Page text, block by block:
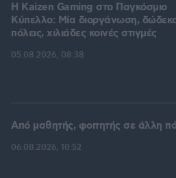
H Kaizen Gaming στο Παγκόσμιο
Kύπελλο: Μία διοργάνωση,
πόλεις, χιλιάδες κοινές στιγμές
05.08.2026, 08:38
Από μαθητής, φοιτητής σε άλλη
06.08.2026, 10:52